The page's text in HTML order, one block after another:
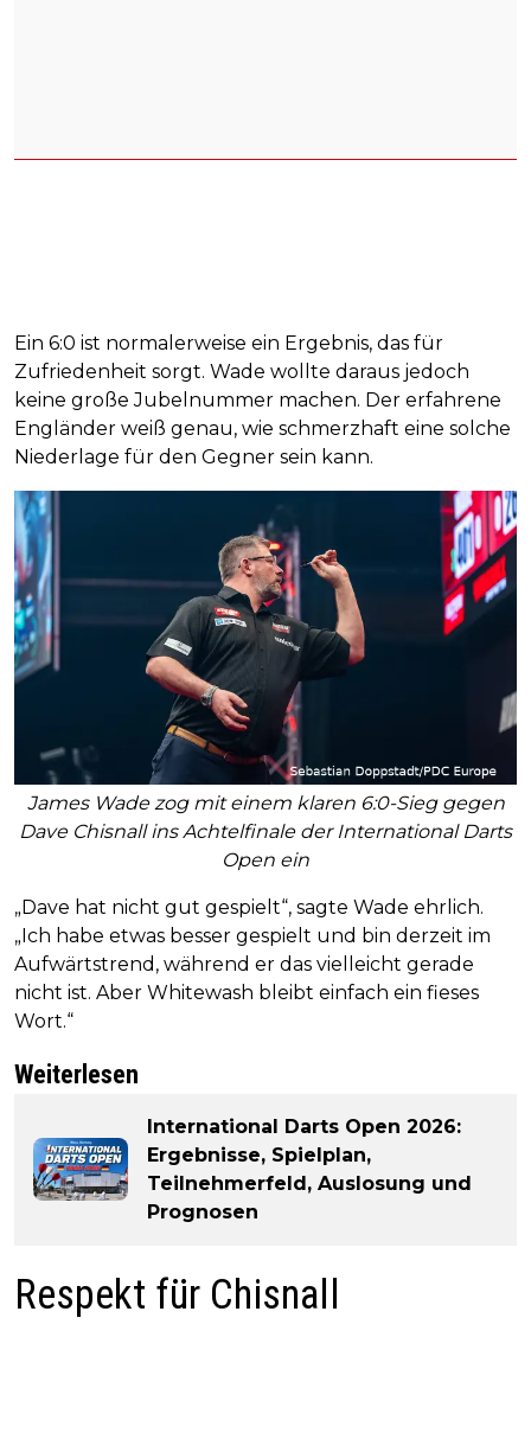
Ein 6:0 ist normalerweise ein Ergebnis, das für
Zufriedenheit sorgt. Wade wollte daraus jedoch
keine große Jubelnummer machen. Der erfahrene
Engländer weiß genau, wie schmerzhaft eine solche
Niederlage für den Gegner sein kann.
James Wade zog mit einem klaren 6:0-Sieg gegen
Dave Chisnall ins Achtelfinale der International Darts
Open ein
„Dave hat nicht gut gespielt“, sagte Wade ehrlich.
„Ich habe etwas besser gespielt und bin derzeit im
Aufwärtstrend, während er das vielleicht gerade
nicht ist. Aber Whitewash bleibt einfach ein fieses
Wort.“
Weiterlesen
International Darts Open 2026:
Ergebnisse, Spielplan,
Teilnehmerfeld, Auslosung und
Prognosen
Respekt für Chisnall